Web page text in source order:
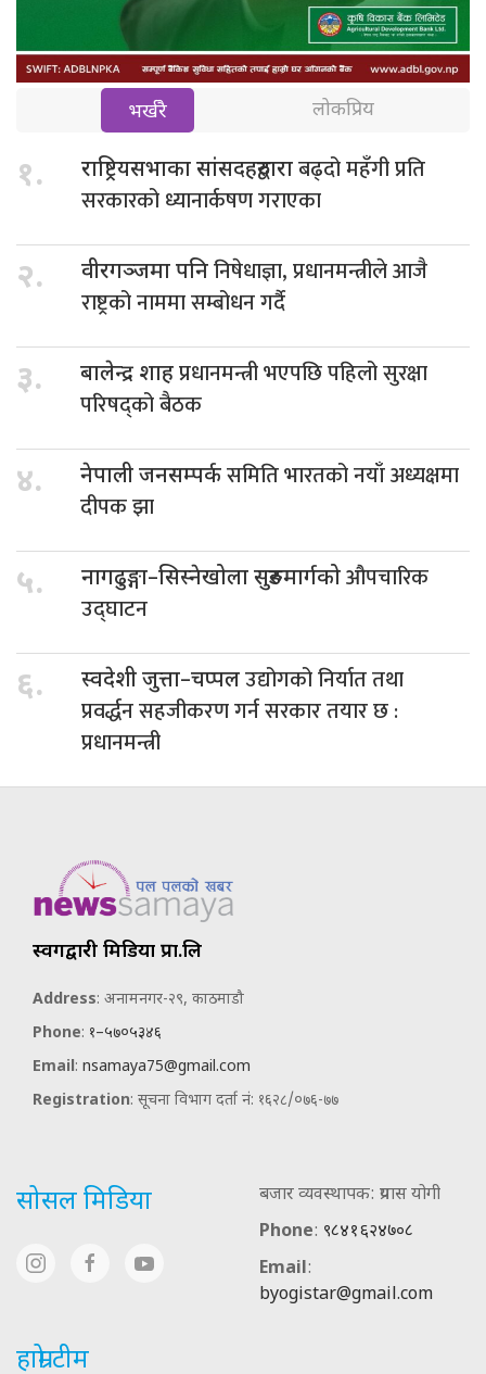
भर्खरै लोकप्रिय
१. राष्ट्रियसभाका सांसदहरुद्वाराबढ्दो महँगी प्रति
सरकारको ध्यानार्कषण गराएका
२. वीरगञ्जमा पनिनिषेधाज्ञा, प्रधानमन्त्रीले आजै
राष्ट्रको नाममा सम्बोधन गर्दै
३. बालेन्द्र शाहप्रधानमन्त्री भएपछि पहिलो सुरक्षा
परिषद्को बैठक
४. नेपाली जनसम्पर्कसमिति भारतको नयाँ अध्यक्षमा
दीपक झा
५. नागढुङ्गा–सिस्नेखोला सुरुङमार्गकोऔपचारिक
उद्घाटन
६. स्वदेशी जुत्ता–चप्पलउद्योगको निर्यात तथा
प्रवर्द्धन सहजीकरण गर्न सरकार तयार छ :
प्रधानमन्त्री
स्वर्गद्वारी मिडिया प्रा.लि
Address: अनामनगर-२९, काठमाडौ
Phone: १–५७०५३४६
Email: nsamaya75@gmail.com
Registration: सूचना विभाग दर्ता नं: १६२८/०७६-७७
सोसल मिडिया
बजार व्यवस्थापक: प्रयास योगी
Phone: ९८४१६२४७०८
Email:
byogistar@gmail.com
हाम्रो टीम